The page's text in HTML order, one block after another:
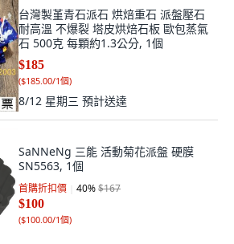
台灣製堇青石派石 烘焙重石 派盤壓石
耐高溫 不爆裂 塔皮烘焙石板 歐包蒸氣
石 500克 每顆約1.3公分, 1個
$185
($185.00/1個)
8/12 星期三 預計送達
SaNNeNg 三能 活動菊花派盤 硬膜
SN5563, 1個
首購折扣價 40%$167
$100
($100.00/1個)